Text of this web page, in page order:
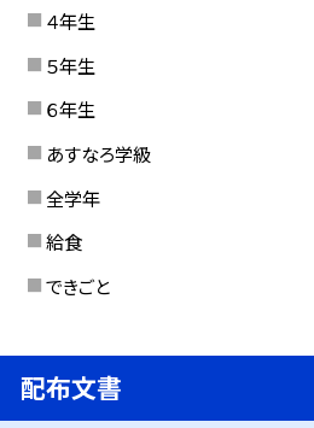
４年生
５年生
６年生
あすなろ学級
全学年
給食
できごと
配布文書